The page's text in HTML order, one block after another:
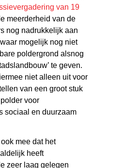
van 19
meerderheid van de
nog nadrukkelijk aan
mogelijk nog niet
poldergrond alsnog
te geven.
niet alleen uit voor
van een groot stuk
voor
sociaal en duurzaam
mee dat het
heeft
zeer laag gelegen